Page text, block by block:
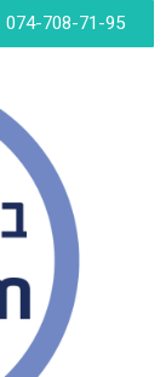
074-708-71-95